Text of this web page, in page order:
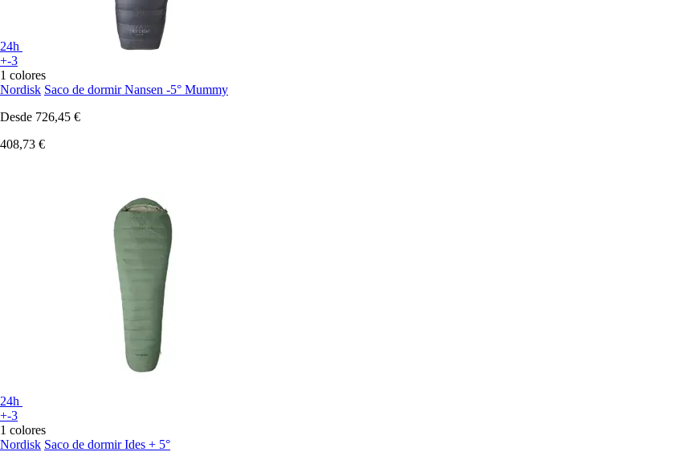
24h
+-3
1 colores
Nordisk Saco de dormir Nansen -5° Mummy
Desde 726,45 €
408,73 €
24h
+-3
1 colores
Nordisk Saco de dormir Ides + 5°